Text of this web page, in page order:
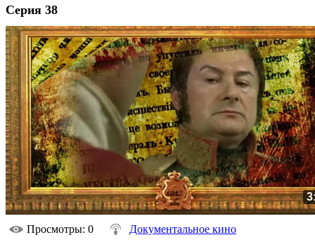
Серия 38
Просмотры: 0 Документальное кино